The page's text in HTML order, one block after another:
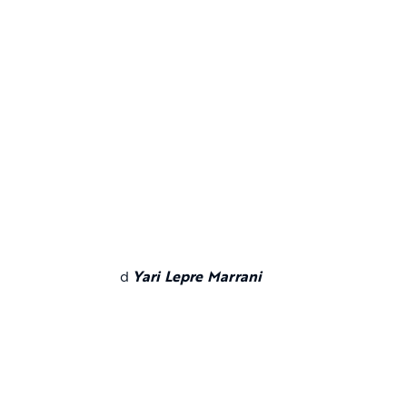
d Yari Lepre Marrani